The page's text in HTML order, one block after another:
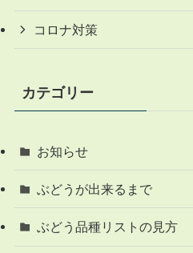
コロナ対策
カテゴリー
お知らせ
ぶどうが出来るまで
ぶどう品種リストの見方